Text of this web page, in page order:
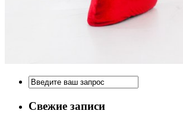
Свежие записи